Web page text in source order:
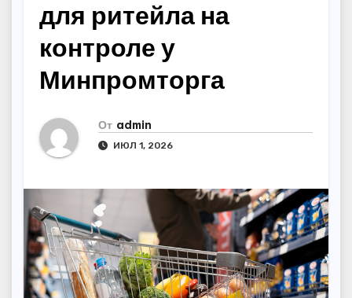
для ритейла на
контроле у
Минпромторга
От admin
ИЮЛ 1, 2026